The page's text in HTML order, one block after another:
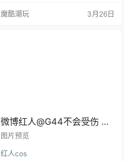
魔酷潮玩 3月26日
微博红人@G44不会受伤 阳
葵 [44P/485MB]
图片预览
红人cos